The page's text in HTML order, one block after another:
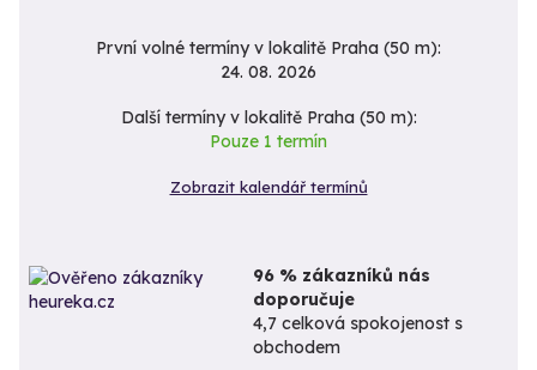
První volné termíny v lokalitě Praha (50 m):
24. 08. 2026
Další termíny v lokalitě Praha (50 m):
Pouze 1 termín
Zobrazit kalendář termínů
96 % zákazníků nás
doporučuje
4,7 celková spokojenost s
obchodem